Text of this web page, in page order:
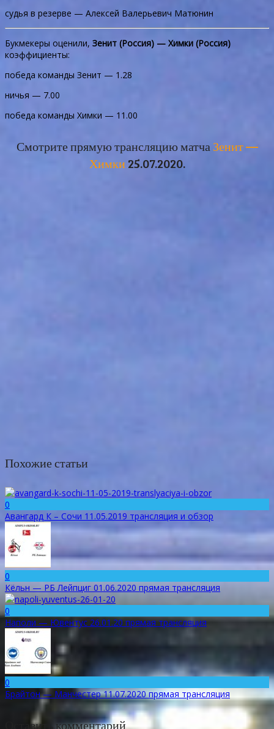
судья в резерве — Алексей Валерьевич Матюнин
Букмекеры оценили, Зенит (Россия) — Химки (Россия)
коэффициенты:
победа команды Зенит — 1.28
ничья — 7.00
победа команды Химки — 11.00
Смотрите прямую трансляцию матчаЗенит —
Химки25.07.2020.
Похожие статьи
0
Авангард К – Сочи 11.05.2019 трансляция и обзор
0
Кёльн — РБ Лейпциг 01.06.2020 прямая трансляция
0
Наполи — Ювентус 26.01.20 прямая трансляция
0
Брайтон — Манчестер 11.07.2020 прямая трансляция
Оставить комментарий